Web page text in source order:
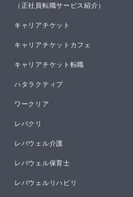
（正社員転職サービス紹介）
キャリアチケット
キャリアチケットカフェ
キャリアチケット転職
ハタラクティブ
ワークリア
レバクリ
レバウェル介護
レバウェル保育士
レバウェルリハビリ